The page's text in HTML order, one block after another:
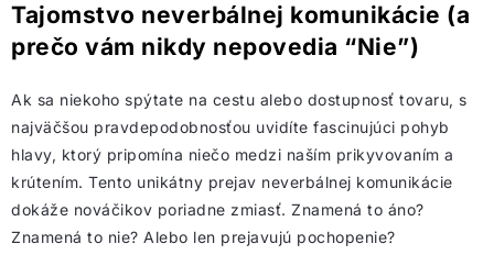
Tajomstvo neverbálnej komunikácie (a
prečo vám nikdy nepovedia “Nie”)
Ak sa niekoho spýtate na cestu alebo dostupnosť tovaru, s
najväčšou pravdepodobnosťou uvidíte fascinujúci pohyb
hlavy, ktorý pripomína niečo medzi naším prikyvovaním a
krútením. Tento unikátny prejav neverbálnej komunikácie
dokáže nováčikov poriadne zmiasť. Znamená to áno?
Znamená to nie? Alebo len prejavujú pochopenie?